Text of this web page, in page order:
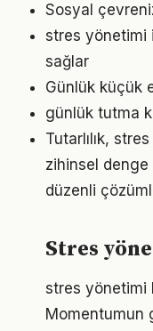
Sosyal
stres yönetimi
sağlar
Günlük küçük
günlük tutma
Tutarlılık,
zihinsel
düzenli
Stres
stres yönetimi
Momentumun